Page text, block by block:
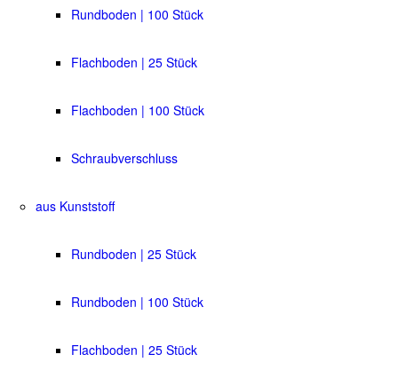
Rundboden | 100 Stück
Flachboden | 25 Stück
Flachboden | 100 Stück
Schraubverschluss
aus Kunststoff
Rundboden | 25 Stück
Rundboden | 100 Stück
Flachboden | 25 Stück